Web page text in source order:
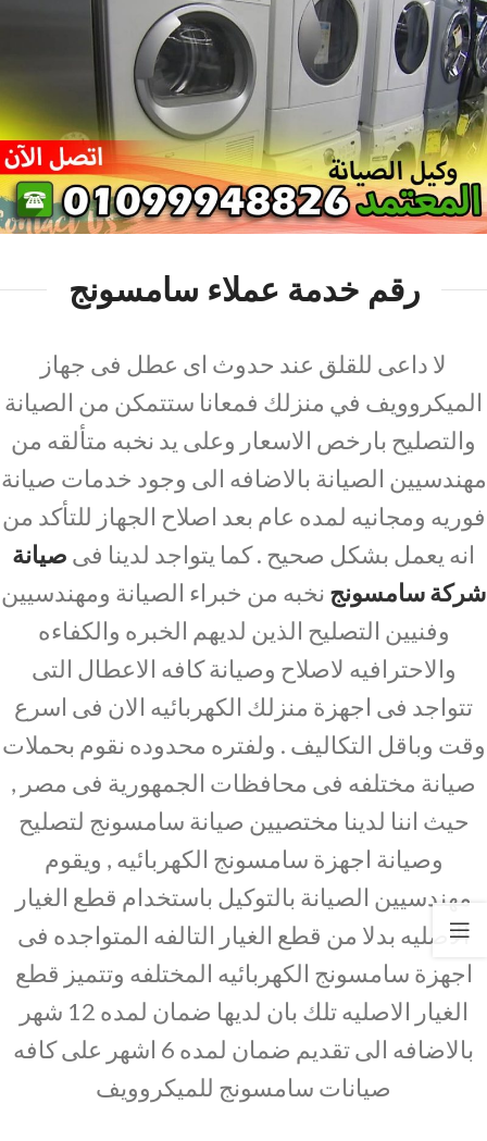
رقم خدمة عملاء سامسونج
لا داعى للقلق عند حدوث اى عطل فى جهاز
الميكروويف في منزلك فمعانا ستتمكن من الصيانة
والتصليح بارخص الاسعار وعلى يد نخبه متألقه من
مهندسيين الصيانة بالاضافه الى وجود خدمات صيانة
فوريه ومجانيه لمده عام بعد اصلاح الجهاز للتأكد من
انه يعمل بشكل صحيح . كما يتواجد لدينا فى صيانة
شركة سامسونج نخبه من خبراء الصيانة ومهندسيين
وفنيين التصليح الذين لديهم الخبره والكفاءه
والاحترافيه لاصلاح وصيانة كافه الاعطال التى
تتواجد فى اجهزة منزلك الكهربائيه الان فى اسرع
وقت وباقل التكاليف . ولفتره محدوده نقوم بحملات
صيانة مختلفه فى محافظات الجمهورية فى مصر ,
حيث اننا لدينا مختصيين صيانة سامسونج لتصليح
وصيانة اجهزة سامسونج الكهربائيه , ويقوم
مهندسيين الصيانة بالتوكيل باستخدام قطع الغيار
الاصليه بدلا من قطع الغيار التالفه المتواجده فى
اجهزة سامسونج الكهربائيه المختلفه وتتميز قطع
الغيار الاصليه تلك بان لديها ضمان لمده 12 شهر
بالاضافه الى تقديم ضمان لمده 6 اشهر على كافه
صيانات سامسونج للميكروويف